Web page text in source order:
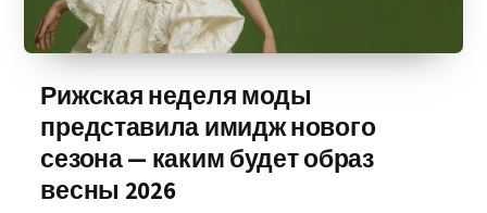
Рижская неделя моды
представила имидж нового
сезона — каким будет образ
весны 2026